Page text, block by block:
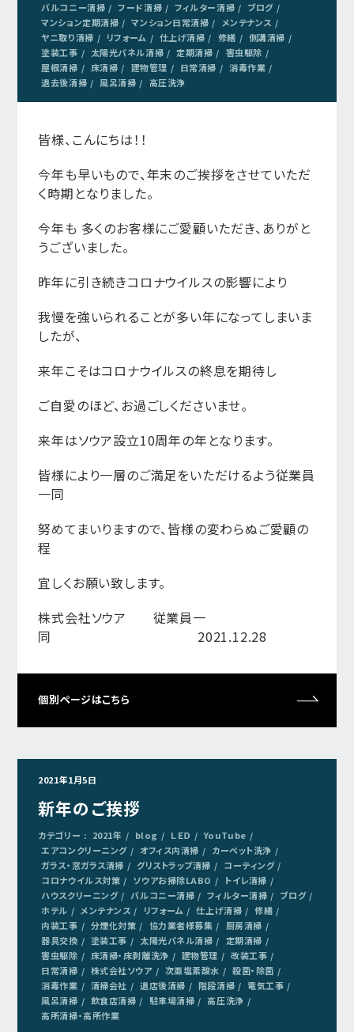
バルコニー清掃
フード清掃 フィルター清掃
ブログ
マンション定期清掃
マンション日常清掃
メンテナンス
ヤニ取り清掃
リフォーム 仕上げ清掃 修繕
側溝清掃
塗装工事
太陽光パネル清掃 定期清掃
害虫駆除
屋根清掃
床清掃 建物管理 日常清掃
消毒作業
退去後清掃
風呂清掃 高圧洗浄
皆様、こんにちは！！
今年も早いもので、年末のご挨拶をさせていただ
く時期となりました。
今年も 多くのお客様にご愛顧いただき、ありがと
うございました。
昨年に引き続きコロナウイルスの影響により
我慢を強いられることが多い年になってしまいま
したが、
来年こそはコロナウイルスの終息を期待し
ご自愛のほど、お過ごしくださいませ。
来年はソウア設立10周年の年となります。
皆様により一層のご満足をいただけるよう従業員
一同
努めてまいりますので、皆様の変わらぬご愛顧の
程
宜しくお願い致します。
株式会社ソウア 従業員一
同 2021.12.28
個別ページはこちら
2021年1月5日
新年のご挨拶
カテゴリー : 2021年 blog ＬＥＤ
YouTube
エアコンクリーニング
オフィス内清掃
カーペット洗浄
ガラス・窓ガラス清掃
グリストラップ清掃
コーティング
コロナウイルス対策
ソウアお掃除LABO
トイレ清掃
ハウスクリーニング
バルコニー清掃 フィルター清掃
ブログ
ホテル
メンテナンス リフォーム 仕上げ清掃
修繕
内装工事
分煙化対策 協力業者様募集
厨房清掃
器具交換
塗装工事 太陽光パネル清掃
定期清掃
害虫駆除
床清掃・床剥離洗浄 建物管理
改装工事
日常清掃
株式会社ソウア 次亜塩素酸水
殺菌・除菌
消毒作業
清掃会社 退店後清掃 階段清掃
電気工事
風呂清掃
飲食店清掃 駐車場清掃
高圧洗浄
高所清掃・高所作業